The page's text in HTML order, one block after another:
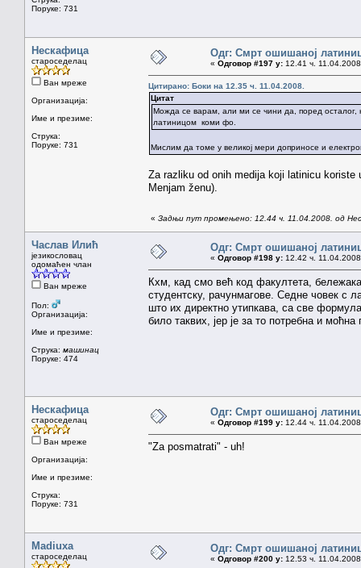
Поруке: 731
Нескафица
староседелац
Ван мреже
Организација:
Име и презиме:
Струка:
Поруке: 731
Одг: Смрт ошишаној
« Одговор #197 у: 12.41 ч.
Цитирано: Боки на 12.35 ч. 11.04.2008.
Цитат
Можда се варам, али ми се чини да, поред осталог,
латиницом коми фо.
Мислим да томе у великој мери доприносе и
Za razliku od onih medija koji latinicu
Menjam ženu).
« Задњи пут промењено: 12.44 ч. 11.04.2008. од
Часлав Илић
језикословац
одомаћен члан
Ван мреже
Пол:
Организација:
Име и презиме:
Струка: машинац
Поруке: 474
Одг: Смрт ошишаној
« Одговор #198 у: 12.42 ч.
Кхм, кад смо већ код факултета,
студентску, рачунмагове. Седне човек с
што их директно утипкава, са све
било таквих, јер је за то потребна и
Нескафица
староседелац
Ван мреже
Организација:
Име и презиме:
Струка:
Поруке: 731
Одг: Смрт ошишаној
« Одговор #199 у: 12.44 ч.
"Za posmatrati" - uh!
Madiuxa
староседелац
Одг: Смрт ошишаној
« Одговор #200 у: 12.53 ч.